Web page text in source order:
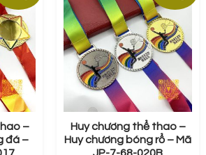
–
đá –
Huy chương thể thao –
Huy chương bóng rổ – Mã